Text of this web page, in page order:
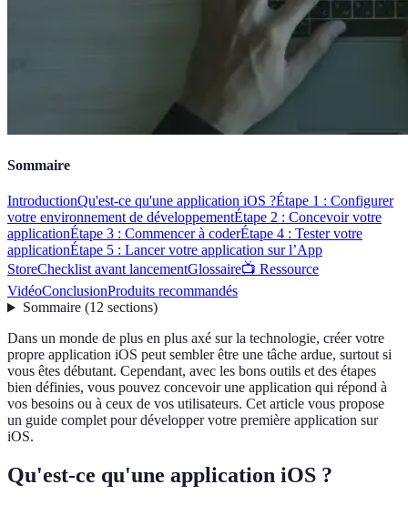
Sommaire
IntroductionQu'est-ce qu'une application iOS ?Étape 1 : Configurer
votre environnement de développementÉtape 2 : Concevoir votre
applicationÉtape 3 : Commencer à coderÉtape 4 : Tester votre
applicationÉtape 5 : Lancer votre application sur l’App
StoreChecklist avant lancementGlossaire📺 Ressource
VidéoConclusionProduits recommandés
Sommaire(12 sections)
Dans un monde de plus en plus axé sur la technologie, créer votre
propre application iOS peut sembler être une tâche ardue, surtout si
vous êtes débutant. Cependant, avec les bons outils et des étapes
bien définies, vous pouvez concevoir une application qui répond à
vos besoins ou à ceux de vos utilisateurs. Cet article vous propose
un guide complet pour développer votre première application sur
iOS.
Qu'est-ce qu'une application iOS ?